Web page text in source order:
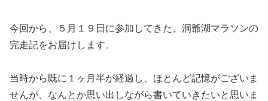
今回から、５月１９日に参加してきた、洞爺湖マラソンの
完走記をお届けします。
当時から既に１ヶ月半が経過し、ほとんど記憶がございま
せんが、なんとか思い出しながら書いていきたいと思いま